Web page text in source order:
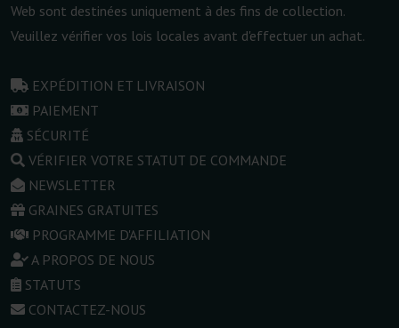
Web sont destinées uniquement à des fins de collection.
Veuillez vérifier vos lois locales avant d'effectuer un achat.
EXPÉDITION ET LIVRAISON
PAIEMENT
SÉCURITÉ
VÉRIFIER VOTRE STATUT DE COMMANDE
NEWSLETTER
GRAINES GRATUITES
PROGRAMME D'AFFILIATION
A PROPOS DE NOUS
STATUTS
CONTACTEZ-NOUS